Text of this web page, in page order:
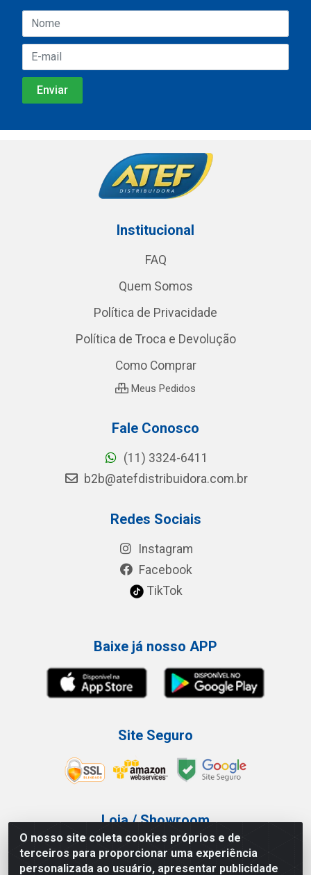
O nosso site coleta cookies próprios e de
terceiros para proporcionar uma experiência
personalizada ao usuário, apresentar publicidade
Institucional
FAQ
Quem Somos
Política de Privacidade
Política de Troca e Devolução
Como Comprar
Meus Pedidos
Fale Conosco
(11) 3324-6411
b2b@atefdistribuidora.com.br
Redes Sociais
Instagram
Facebook
TikTok
Baixe já nosso APP
Site Seguro
Loja / Showroom
Tel.: (11) 3227-0546
Av Vautier, 587/597 - Pari - São Paulo/SP